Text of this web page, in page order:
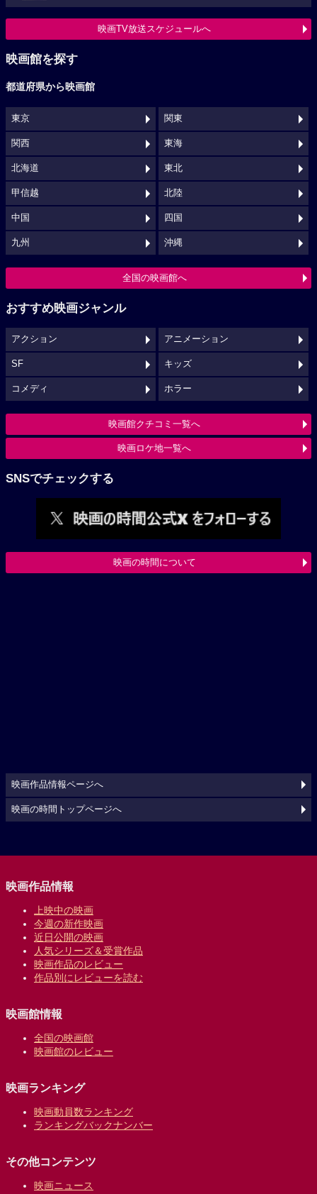
映画TV放送スケジュールへ
映画館を探す
都道府県から映画館
東京 関東
関西 東海
北海道 東北
甲信越 北陸
中国 四国
九州 沖縄
全国の映画館へ
おすすめ映画ジャンル
アクション アニメーション
SF キッズ
コメディ ホラー
映画館クチコミ一覧へ
映画ロケ地一覧へ
SNSでチェックする
映画の時間について
映画作品情報ページへ
映画の時間トップページへ
映画作品情報
上映中の映画
今週の新作映画
近日公開の映画
人気シリーズ＆受賞作品
映画作品のレビュー
作品別にレビューを読む
映画館情報
全国の映画館
映画館のレビュー
映画ランキング
映画動員数ランキング
ランキングバックナンバー
その他コンテンツ
映画ニュース